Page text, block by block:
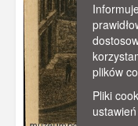
plików
Pliki